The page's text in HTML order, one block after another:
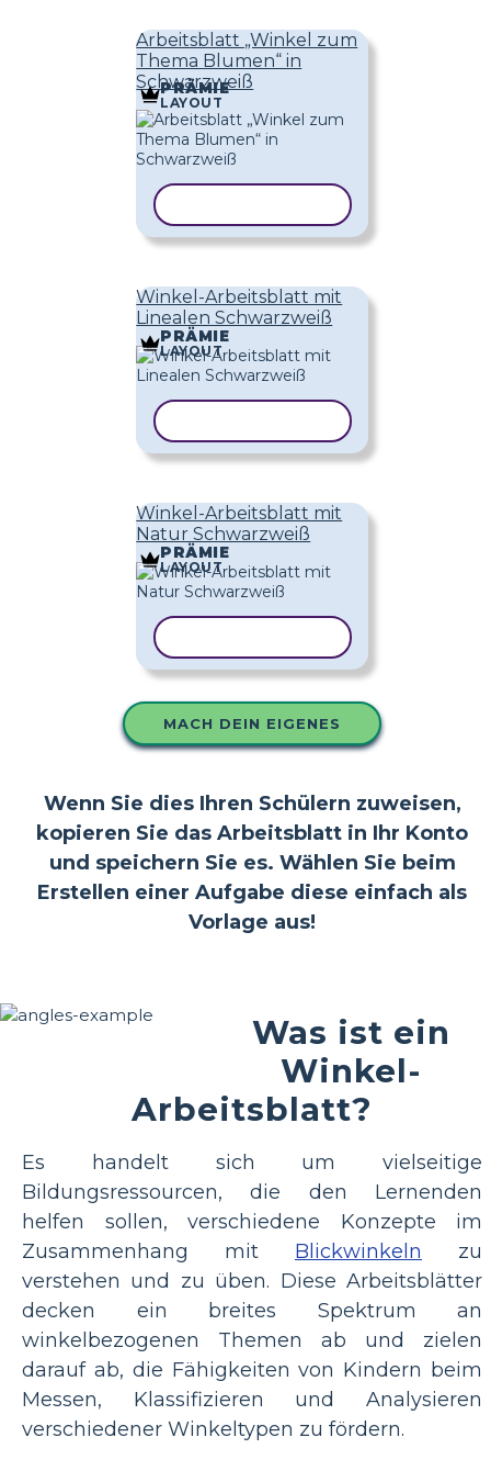
Arbeitsblatt „Winkel zum
Thema Blumen“ in
Schwarzweiß
PRÄMIE
LAYOUT
Winkel-Arbeitsblatt mit
Linealen Schwarzweiß
PRÄMIE
LAYOUT
Winkel-Arbeitsblatt mit
Natur Schwarzweiß
PRÄMIE
LAYOUT
MACH DEIN EIGENES
Wenn Sie dies Ihren Schülern zuweisen,
kopieren Sie das Arbeitsblatt in Ihr Konto
und speichern Sie es. Wählen Sie beim
Erstellen einer Aufgabe diese einfach als
Vorlage aus!
Was ist ein
Winkel-
Arbeitsblatt?
Es handelt sich um vielseitige
Bildungsressourcen, die den Lernenden
helfen sollen, verschiedene Konzepte im
Zusammenhang mit Blickwinkeln zu
verstehen und zu üben. Diese Arbeitsblätter
decken ein breites Spektrum an
winkelbezogenen Themen ab und zielen
darauf ab, die Fähigkeiten von Kindern beim
Messen, Klassifizieren und Analysieren
verschiedener Winkeltypen zu fördern.